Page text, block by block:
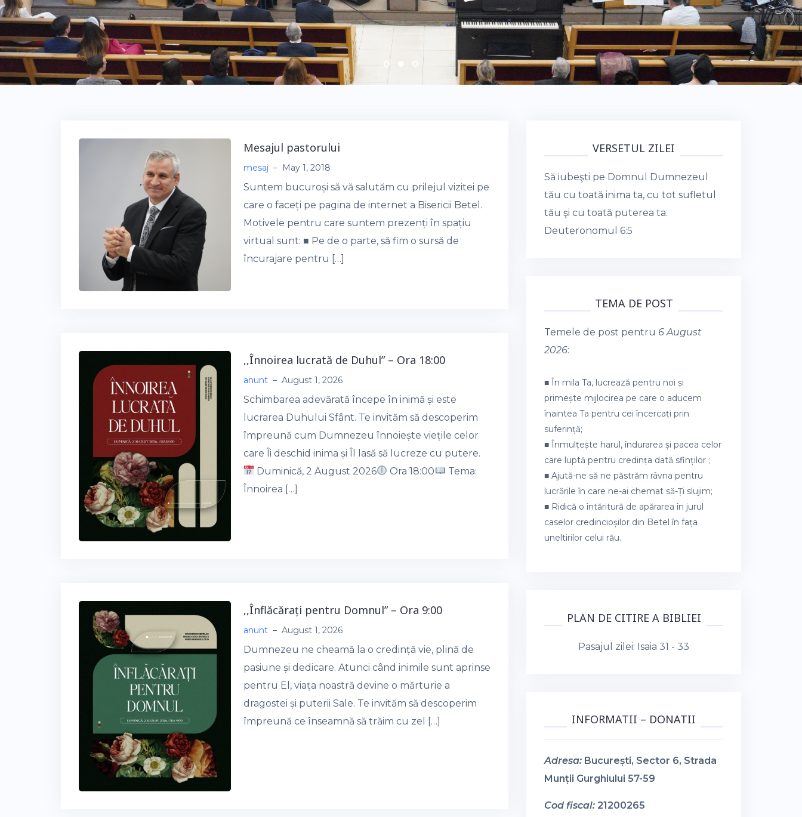
Mesajul pastorului
mesaj – May 1, 2018
Suntem bucuroși să vă salutăm cu prilejul vizitei pe
care o faceți pe pagina de internet a Bisericii Betel.
Motivele pentru care suntem prezenți în spațiu
virtual sunt: ■ Pe de o parte, să fim o sursă de
încurajare pentru […]
,,Înnoirea lucrată de Duhul” – Ora 18:00
anunt – August 1, 2026
Schimbarea adevărată începe în inimă și este
lucrarea Duhului Sfânt. Te invităm să descoperim
împreună cum Dumnezeu înnoiește viețile celor
care Îi deschid inima și Îl lasă să lucreze cu putere.
Duminică, 2 August 2026
Ora 18:00
Tema:
Înnoirea […]
,,Înflăcărați pentru Domnul” – Ora 9:00
anunt – August 1, 2026
Dumnezeu ne cheamă la o credință vie, plină de
pasiune și dedicare. Atunci când inimile sunt aprinse
pentru El, viața noastră devine o mărturie a
dragostei și puterii Sale. Te invităm să descoperim
împreună ce înseamnă să trăim cu zel […]
VERSETUL ZILEI
Să iubeşti pe Domnul Dumnezeul
tău cu toată inima ta, cu tot sufletul
tău şi cu toată puterea ta.
Deuteronomul 6:5
TEMA DE POST
Temele de post pentru 6 August
2026:
■ În mila Ta, lucrează pentru noi și
primește mijlocirea pe care o aducem
înaintea Ta pentru cei încercați prin
suferință;
■ Înmulțește harul, îndurarea și pacea celor
care luptă pentru credința dată sfinților ;
■ Ajută-ne să ne păstrăm râvna pentru
lucrările în care ne-ai chemat să-Ți slujim;
■ Ridică o întăritură de apărarea în jurul
caselor credincioșilor din Betel în fața
uneltirilor celui rău.
PLAN DE CITIRE A BIBLIEI
Pasajul zilei: Isaia 31 - 33
INFORMATII – DONATII
Adresa: București, Sector 6, Strada
Munții Gurghiului 57-59
Cod fiscal: 21200265